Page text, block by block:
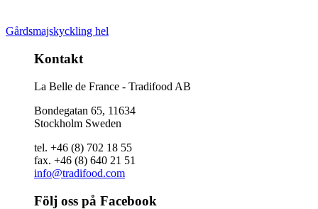
Gårdsmajskyckling hel
Kontakt
La Belle de France - Tradifood AB
Bondegatan 65, 11634
Stockholm Sweden
tel. +46 (8) 702 18 55
fax. +46 (8) 640 21 51
info@tradifood.com
Följ oss på Facebook